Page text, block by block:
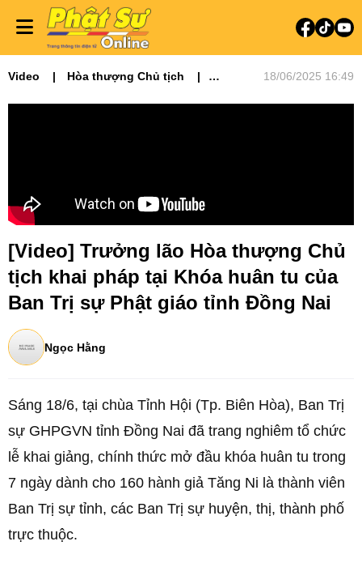
Video
Hòa thượng Chủ tịch
18/06/2025 16:49
[Video] Trưởng lão Hòa thượng Chủ
tịch khai pháp tại Khóa huân tu của
Ban Trị sự Phật giáo tỉnh Đồng Nai
Ngọc Hằng
Sáng 18/6, tại chùa Tỉnh Hội (Tp. Biên Hòa), Ban Trị
sự GHPGVN tỉnh Đồng Nai đã trang nghiêm tổ chức
lễ khai giảng, chính thức mở đầu khóa huân tu trong
7 ngày dành cho 160 hành giả Tăng Ni là thành viên
Ban Trị sự tỉnh, các Ban Trị sự huyện, thị, thành phố
trực thuộc.